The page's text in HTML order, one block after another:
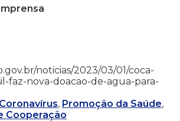
noticias/2023/03/01/coca-
faz-nova-doacao-de-agua-para-
Coronavírus, Promoção da Saúde,
Cooperação